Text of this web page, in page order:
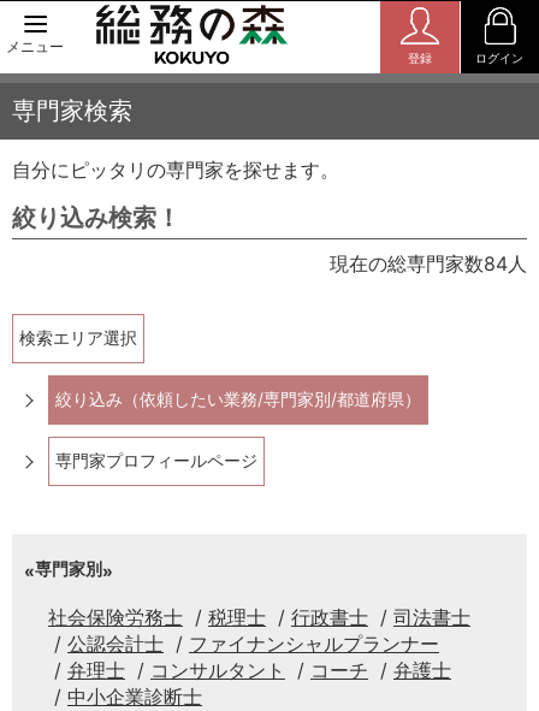
メニュー
登録 ログイン
専門家検索
自分にピッタリの専門家を探せます。
絞り込み検索！
現在の総専門家数84人
検索エリア選択
絞り込み（依頼したい業務/専門家別/都道府県）
専門家プロフィールページ
専門家別
社会保険労務士 税理士 行政書士
司法書士
公認会計士
ファイナンシャルプランナー
弁理士
コンサルタント コーチ
弁護士
中小企業診断士